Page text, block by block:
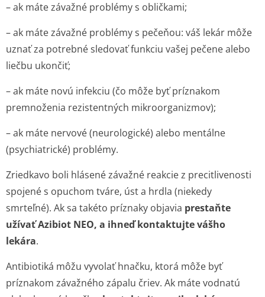
– ak máte závažné problémy s obličkami;
– ak máte závažné problémy s pečeňou: váš lekár môže
uznať za potrebné sledovať funkciu vašej pečene alebo
liečbu ukončiť;
– ak máte novú infekciu (čo môže byť príznakom
premnoženia rezistentných mikroorganizmov);
– ak máte nervové (neurologické) alebo mentálne
(psychiatrické) problémy.
Zriedkavo boli hlásené závažné reakcie z precitlivenosti
spojené s opuchom tváre, úst a hrdla (niekedy
smrteľné). Ak sa takéto príznaky objavia prestaňte
užívať Azibiot NEO, a ihneď kontaktujte vášho
lekára.
Antibiotiká môžu vyvolať hnačku, ktorá môže byť
príznakom závažného zápalu čriev. Ak máte vodnatú